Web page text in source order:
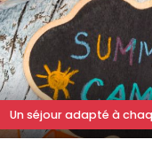
Un séjour adapté à